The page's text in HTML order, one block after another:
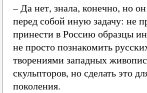
– Да нет, знала, конечно, но
перед собой иную задачу: не
принести в Россию образцы
не просто познакомить
творениями западных
скульпторов, но сделать это
поколения.